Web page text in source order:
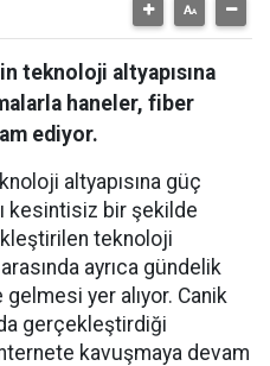
teknoloji altyapısına
haneler, fiber
ediyor.
altyapısına güç
kesintisiz bir şekilde
teknoloji
arasında ayrıca gündelik
gelmesi yer alıyor. Canik
gerçekleştirdiği
kavuşmaya devam